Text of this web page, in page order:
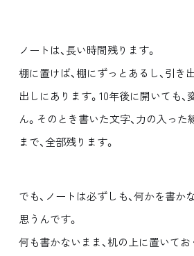
ノートは、長い時間残ります。
棚に置けば、棚にずっとあるし、引き
出しにあります。10年後に開いても
ん。そのとき書いた文字、力の入った
まで、全部残ります。
でも、ノートは必ずしも、何かを書か
思うんです。
何も書かないまま、机の上に置いてお